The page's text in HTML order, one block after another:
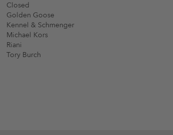
Closed
Golden Goose
Kennel & Schmenger
Michael Kors
Riani
Tory Burch